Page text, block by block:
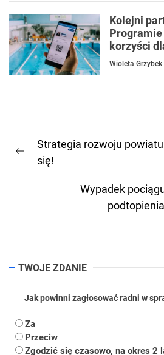
Kolejni
Programie
korzyści
Rybnika
Wioleta Grzybek
wpisu
Previous
Strategia rozwoju
się!
Wypadek
TWOJE ZDANIE
Jak powinni zagłosować radni w
Za
Przeciw
Zgodzić się czasowo, na okres 2